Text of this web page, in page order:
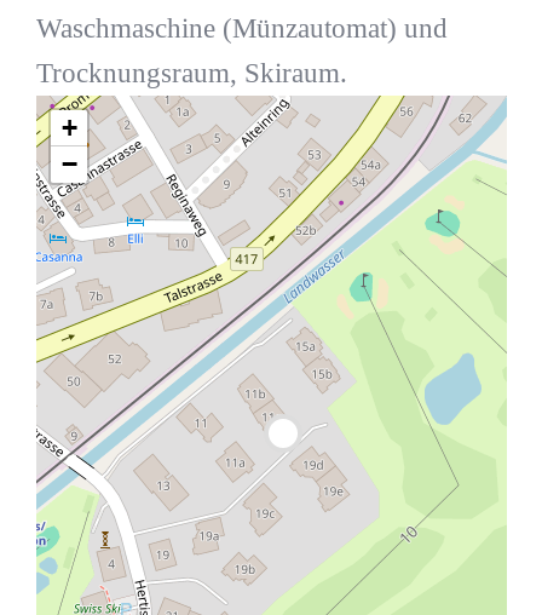
Waschmaschine (Münzautomat) und
Trocknungsraum, Skiraum.
+
−